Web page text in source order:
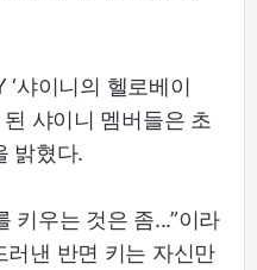
‘샤이니의 헬로베이
샤이니 멤버들은 초
밝혔다.
키우는 것은 좀...”이라
러낸 반면 키는 자신만